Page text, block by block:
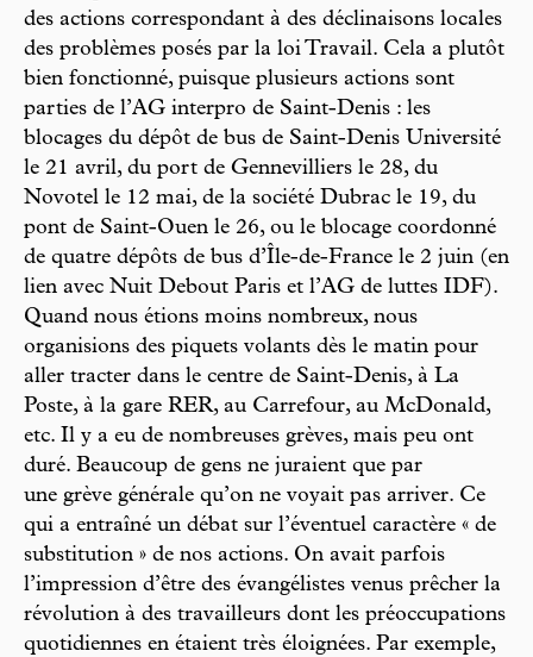
des actions correspondant à des déclinaisons locales
des problèmes posés par la loi Travail. Cela a plutôt
bien fonctionné, puisque plusieurs actions sont
parties de l’AG interpro de Saint-Denis : les
blocages du dépôt de bus de Saint-Denis Université
le 21 avril, du port de Gennevilliers le 28, du
Novotel le 12 mai, de la société Dubrac le 19, du
pont de Saint-Ouen le 26, ou le blocage coordonné
de quatre dépôts de bus d’Île-de-France le 2 juin (en
lien avec Nuit Debout Paris et l’AG de luttes IDF).
Quand nous étions moins nombreux, nous
organisions des piquets volants dès le matin pour
aller tracter dans le centre de Saint-Denis, à La
Poste, à la gare RER, au Carrefour, au McDonald,
etc. Il y a eu de nombreuses grèves, mais peu ont
duré. Beaucoup de gens ne juraient que par
une grève générale qu’on ne voyait pas arriver. Ce
qui a entraîné un débat sur l’éventuel caractère « de
substitution » de nos actions. On avait parfois
l’impression d’être des évangélistes venus prêcher la
révolution à des travailleurs dont les préoccupations
quotidiennes en étaient très éloignées. Par exemple,